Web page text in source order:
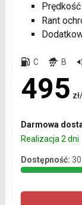
Rant
C B
495
Darmowa
Realizacja 2 dni
Dostępność: